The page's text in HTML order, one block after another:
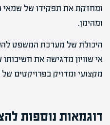
ומחזקת את תפקידו של שמאי
ומהימן.
היכולת של מערכת המשפט
אי שוויון מדגישה את
מקצועי ומדויק בפרויקטים
דוגמאות נוספות